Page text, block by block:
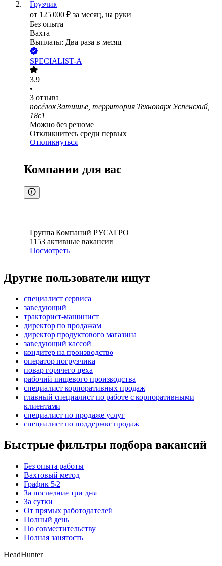
Грузчик
от 125 000 ₽ за месяц, на руки
Без опыта
Вахта
Выплаты: Два раза в месяц
SPECIALIST-A
3.9
•
3 отзыва
посёлок Затишье, территория Технопарк Успенский,
18с1
Можно без резюме
Откликнитесь среди первых
Откликнуться
Компании для вас
Группа Компаний РУСАГРО
1153 активные вакансии
Посмотреть
Другие пользователи ищут
специалист сервиса
заведующий
тракторист-машинист
директор по продажам
директор продуктового магазина
заведующий кассой
кондитер на производство
оператор погрузчика
повар горячего цеха
рабочий пищевого производства
специалист корпоративных продаж
главный специалист по работе с корпоративными
клиентами
специалист по продаже услуг
специалист по поддержке продаж
Быстрые фильтры подбора вакансий
Без опыта работы
Вахтовый метод
График 5/2
За последние три дня
За сутки
От прямых работодателей
Полный день
По совместительству
Полная занятость
HeadHunter